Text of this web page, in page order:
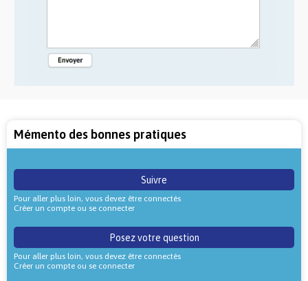
Mémento des bonnes pratiques
Suivre
Pour aller plus loin, vous devez être connectés
Créer un compte ou se connecter
Posez votre question
Pour aller plus loin, vous devez être connectés
Créer un compte ou se connecter